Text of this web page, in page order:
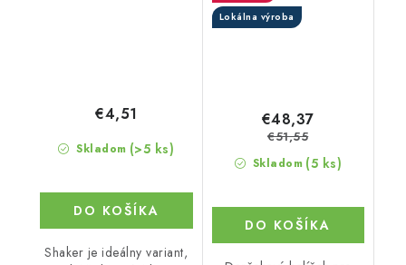
Skladom (>5 ks)
€4,51
DO KOŠÍKA
Shaker je ideálny variant,
Lokálna výroba
Skladom (5 ks)
€48,37
€51,55
DO KOŠÍKA